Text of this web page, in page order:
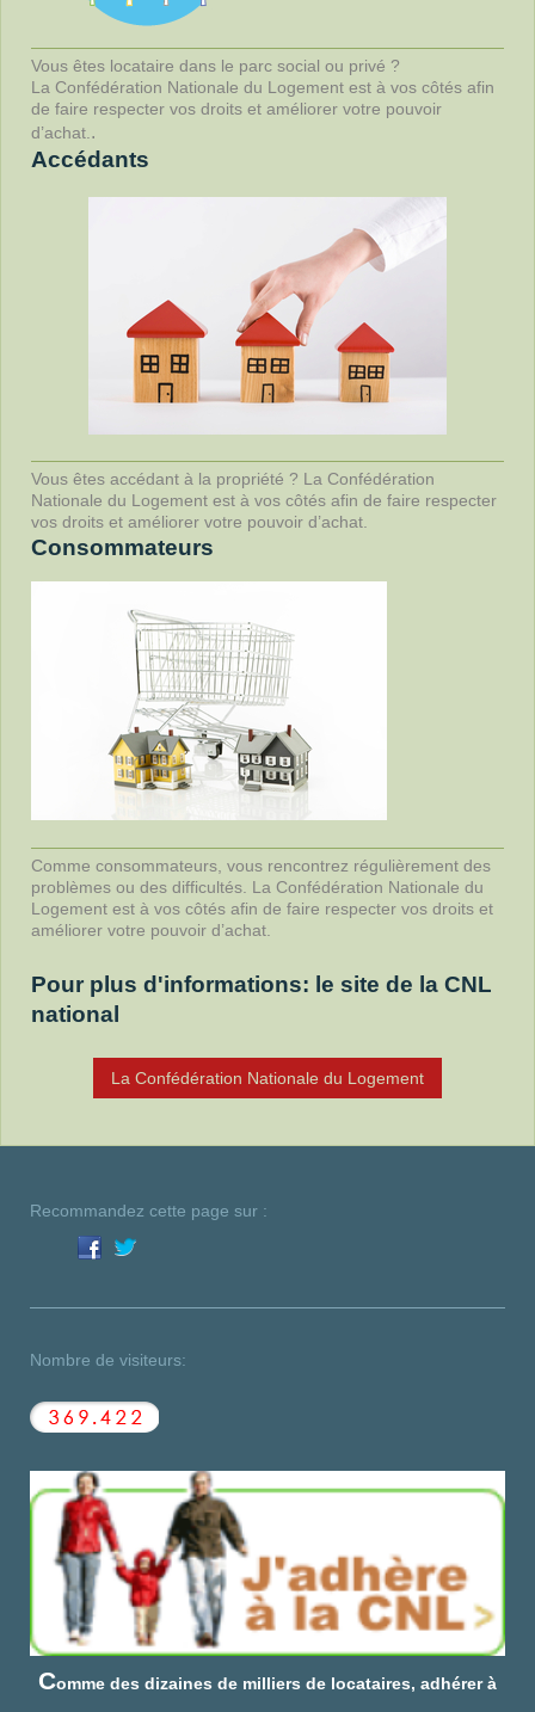
Vous êtes locataire dans le parc social ou privé ?
La Confédération Nationale du Logement est à vos côtés afin
de faire respecter vos droits et améliorer votre pouvoir
d’achat. .
Accédants
Vous êtes accédant à la propriété ? La Confédération
Nationale du Logement est à vos côtés afin de faire respecter
vos droits et améliorer votre pouvoir d’achat.
Consommateurs
Comme consommateurs, vous rencontrez régulièrement des
problèmes ou des difficultés. La Confédération Nationale du
Logement est à vos côtés afin de faire respecter vos droits et
améliorer votre pouvoir d’achat.
Pour plus d'informations: le site de la CNL
national
La Confédération Nationale du Logement
Recommandez cette page sur :
Nombre de visiteurs:
Comme des dizaines de milliers de locataires, adhérer à